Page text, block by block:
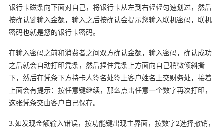
银行卡磁条向下面对自己，将银行卡从左到右轻轻匀速划过，然后
按确认键输入金额，输入之后按确认会提示您输入联机密码，联机
密码也就是您的银行卡密码。
在输入密码之前和消费者之间双方确认金额，输入密码，确认成功
之后就会自动打印凭条，然后捏住凭条上方面向自己稍微倾斜撕
下，然后在凭条下方持卡人签名处签上客户姓名上交财务处，接着
上面会有提示：按任意键继续，那么点击任意一个数字再次打印，
这张凭条交由客户自己保存。
3.如发现金额输入错误，按功能键出现主界面，按数字2选择撤销，